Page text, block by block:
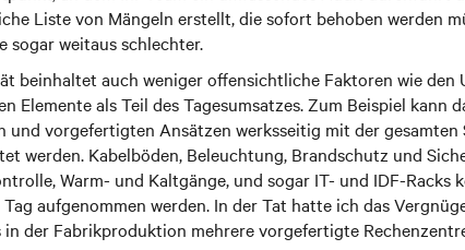
Liste von Mängeln erstellt, die sofort behoben werden
sogar weitaus schlechter.
beinhaltet auch weniger offensichtliche Faktoren wie den
Elemente als Teil des Tagesumsatzes. Zum Beispiel kann
und vorgefertigten Ansätzen werksseitig mit der
werden. Kabelböden, Beleuchtung, Brandschutz und
Warm- und Kaltgänge, und sogar IT- und IDF-Racks
aufgenommen werden. In der Tat hatte ich das
der Fabrikproduktion mehrere vorgefertigte